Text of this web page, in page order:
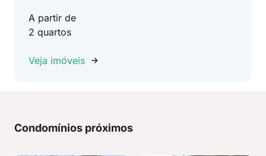
A partir de
2 quartos
Veja imóveis
Condomínios próximos